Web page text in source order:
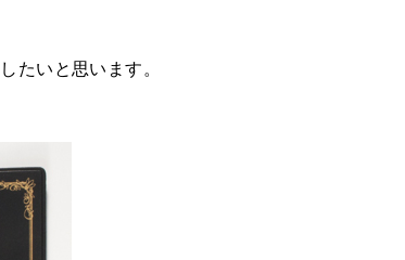
たいと思います。